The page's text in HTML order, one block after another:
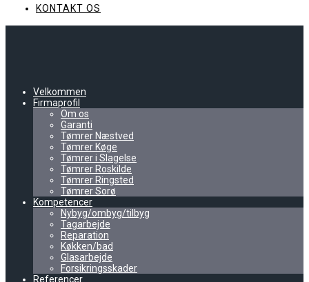
KONTAKT OS
Velkommen
Firmaprofil
Om os
Garanti
Tømrer Næstved
Tømrer Køge
Tømrer i Slagelse
Tømrer Roskilde
Tømrer Ringsted
Tømrer Sorø
Kompetencer
Nybyg/ombyg/tilbyg
Tagarbejde
Reparation
Køkken/bad
Glasarbejde
Forsikringsskader
Referencer